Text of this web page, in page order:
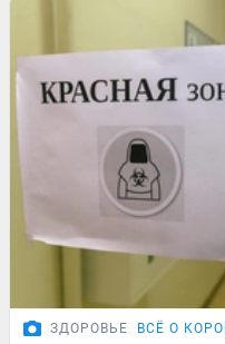
ЗДОРОВЬЕ ВСЁ О